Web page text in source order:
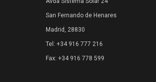
San Fernando de Henares
Madrid, 28830
Tel: +34 916 777 216
Fax: +34 916 778 599